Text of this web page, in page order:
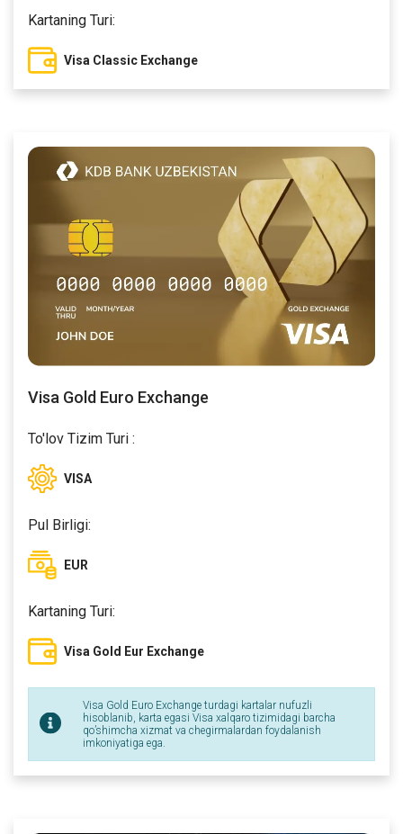
Kartaning Turi:
Visa Classic Exchange
Visa Gold Euro Exchange
To'lov Tizim Turi :
VISA
Pul Birligi:
EUR
Kartaning Turi:
Visa Gold Eur Exchange
Visa Gold Euro Exchange turdagi kartalar nufuzli
hisoblanib, karta egasi Visa xalqaro tizimidagi barcha
qo’shimcha xizmat va chegirmalardan foydalanish
imkoniyatiga ega.